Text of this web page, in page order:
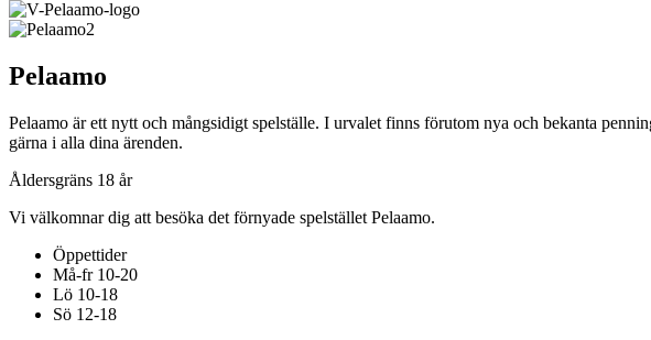
Pelaamo
Pelaamo är ett nytt och mångsidigt spelställe. I urvalet finns förutom nya och bekanta
gärna i alla dina ärenden.
Åldersgräns 18 år
Vi välkomnar dig att besöka det förnyade spelstället Pelaamo.
Öppettider
Må-fr 10-20
Lö 10-18
Sö 12-18